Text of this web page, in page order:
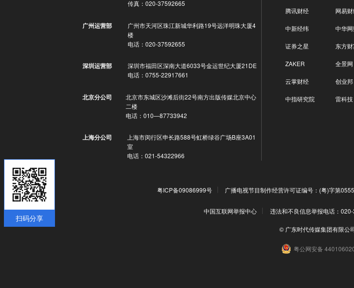
扫码分享
传真：020-37592665
广州运营部
广州市天河区珠江新城华利路19号远洋明珠大厦4
楼
电话：020-37592655
深圳运营部
深圳市福田区深南大道6033号金运世纪大厦21DE
电话：0755-22917661
北京分公司
北京市东城区沙滩后街22号南方出版传媒北京中心
二楼
电话：010—87733942
上海分公司
上海市闵行区申长路588号虹桥绿谷广场B座3A01
室
电话：021-54322966
腾讯财经 网易
中新经纬 中华
证券之星 东方
ZAKER 全景网
云掌财经 创业邦
中指研究院 雷科技
粤ICP备09086999号 广播电视节目制作经营许可证编号：(粤)字第
中国互联网举报中心 违法和不良信息举报电话：
© 广东时代传媒集团有限公
粤公网安备